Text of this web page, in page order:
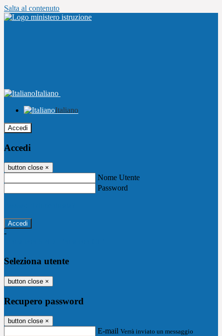
Salta al contenuto
Italiano
Italiano
Accedi
Accedi
button close ×
Nome Utente
Password
-
Seleziona utente
button close ×
Recupero password
button close ×
E-mail Verrà inviato un messaggio